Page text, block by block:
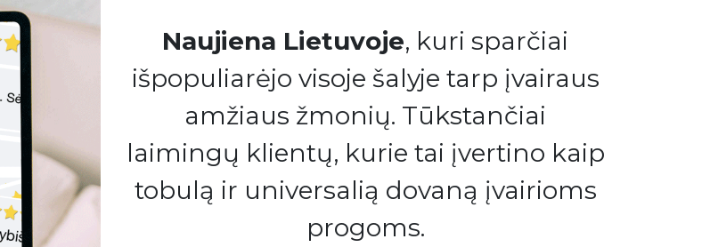
Naujiena Lietuvoje, kuri sparčiai
išpopuliarėjo visoje šalyje tarp įvairaus
amžiaus žmonių. Tūkstančiai
laimingų klientų, kurie tai įvertino kaip
tobulą ir universalią dovaną įvairioms
progoms.